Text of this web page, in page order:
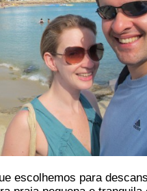
escolhemos para